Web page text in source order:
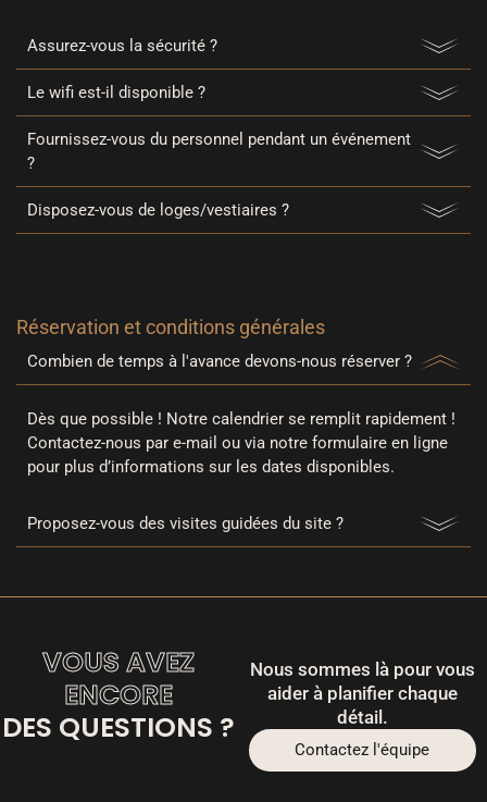
Assurez-vous la sécurité ?
Le wifi est-il disponible ?
Fournissez-vous du personnel pendant un événement
?
Disposez-vous de loges/vestiaires ?
Réservation et conditions générales
Combien de temps à l'avance devons-nous réserver ?
Dès que possible ! Notre calendrier se remplit rapidement !
Contactez-nous par e-mail ou via notre formulaire en ligne
pour plus d’informations sur les dates disponibles.
Proposez-vous des visites guidées du site ?
VOUS AVEZ
ENCORE
DES QUESTIONS ?
Nous sommes là pour vous
aider à planifier chaque
détail.
Contactez l'équipe